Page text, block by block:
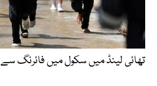
تھائی لینڈ میں سکول میں فائرنگ سے 7 افراد ہلاک، 15 زخمی